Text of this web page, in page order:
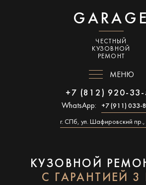
GARAGE
ЧЕСТНЫЙ
КУЗОВНОЙ
РЕМОНТ
МЕНЮ
+7 (812) 920-33-
WhatsApp: +7 (911) 033-
г. СПб, ул. Шафировский пр.,
КУЗОВНОЙ
С ГАРАНТИЕЙ 3